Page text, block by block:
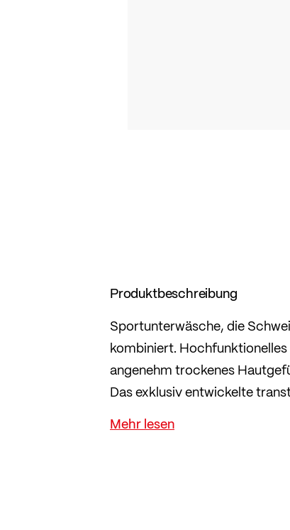
Produktbeschreibung
Sportunterwäsche, die
kombiniert.
angenehm trockenes
Das exklusiv entwickelte
hergestellt.